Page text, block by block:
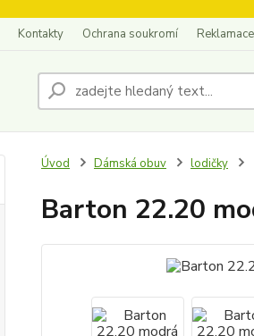
Kontakty Ochrana soukromí Reklamace
Úvod Dámská obuv lodičky
Barton 22.20